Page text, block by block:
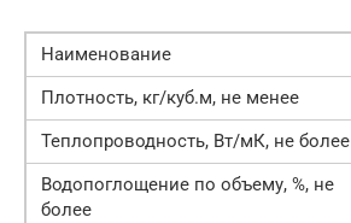
Наименование
Плотность, кг/куб.м, не менее
Теплопроводность, Вт/мК, не более
Водопоглощение по объему, %, не
более